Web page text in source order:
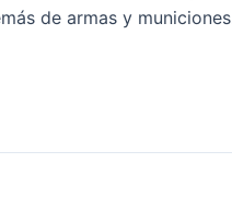
de armas y